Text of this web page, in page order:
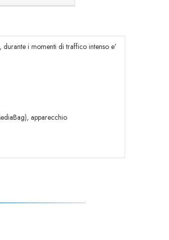
i momenti di traffico intenso e’
apparecchio